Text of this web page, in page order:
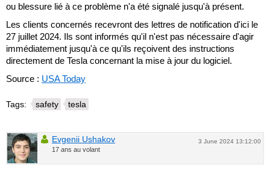
ou blessure lié à ce problème n'a été signalé jusqu'à présent.
Les clients concernés recevront des lettres de notification d'ici le
27 juillet 2024. Ils sont informés qu'il n'est pas nécessaire d'agir
immédiatement jusqu'à ce qu'ils reçoivent des instructions
directement de Tesla concernant la mise à jour du logiciel.
Source : USA Today
Tags: safety tesla
3 June 2024 13:12:00
Evgenii Ushakov
17 ans au volant